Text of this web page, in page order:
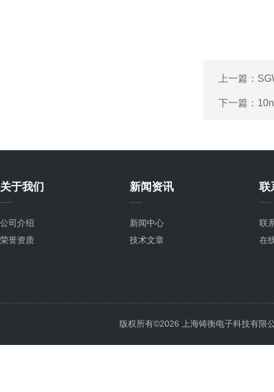
上一篇：
下一篇：
关于我们
公司介绍
荣誉资质
新闻资讯
新闻中心
技术文章
联
联
在
版权所有©2026 上海铸衡电子科技有